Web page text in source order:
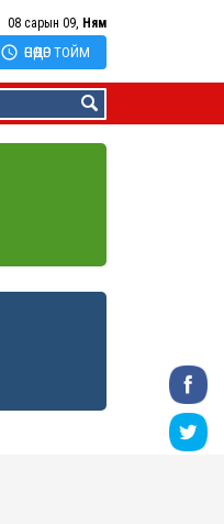
08 сарын 09, Ням
 ӨНӨӨДӨР ТОЙМ